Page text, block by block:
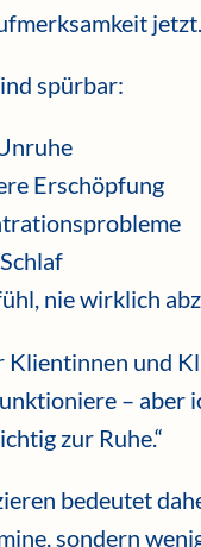
jetzt.
spürbar:
Erschöpfung
nie wirklich
Klientinnen und
– aber
zur Ruhe.“
bedeutet
sondern